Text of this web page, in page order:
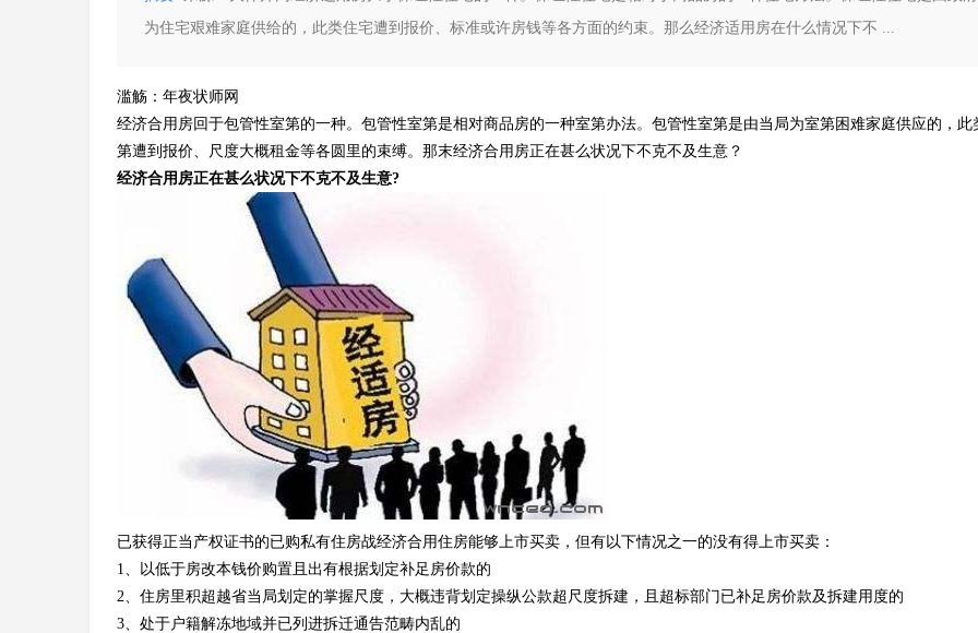
为住宅艰难家庭供给的，此类住宅遭到报价、标准或许房钱等各方面的约束。那么经济适用房在什么情况下不 ...
滥觞：年夜状师网
经济合用房回于包管性室第的一种。包管性室第是相对商品房的一种室第办法。包管性室第是由当局为室第困难家庭供应的，此
第遭到报价、尺度大概租金等各圆里的束缚。那末经济合用房正在甚么状况下不克不及生意？
经济合用房正在甚么状况下不克不及生意?
已获得正当产权证书的已购私有住房战经济合用住房能够上市买卖，但有以下情况之一的没有得上市买卖：
1、以低于房改本钱价购置且出有根据划定补足房价款的
2、住房里积超越省当局划定的掌握尺度，大概违背划定操纵公款超尺度拆建，且超标部门已补足房价款及拆建用度的
3、处于户籍解冻地域并已列进拆迁通告范畴内乱的